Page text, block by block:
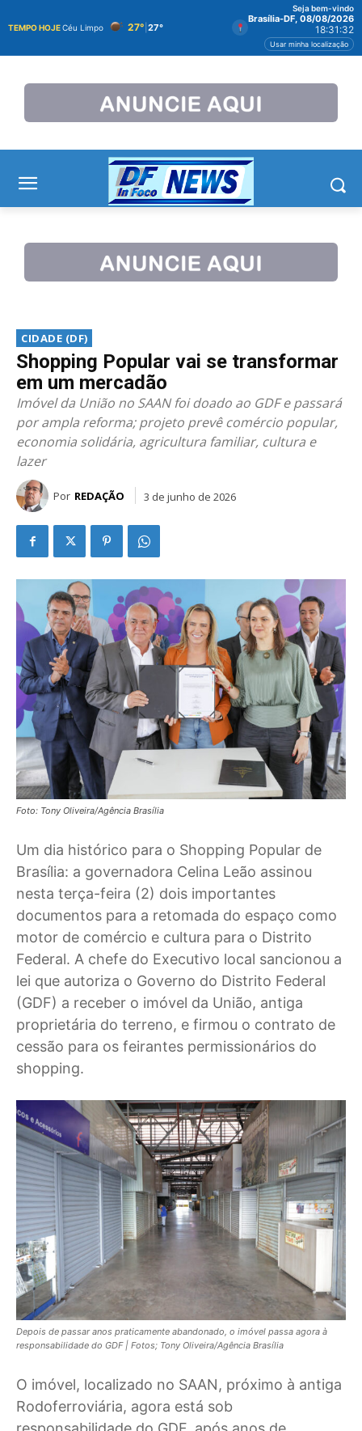
TEMPO HOJECéu Limpo 27° 27°
Seja bem-vindo
Brasília-DF, 08/08/2026
18:31:33
Usar minha localização
CIDADE (DF)
Shopping Popular vai se transformar
em um mercadão
Imóvel da União no SAAN foi doado ao GDF e passará
por ampla reforma; projeto prevê comércio popular,
economia solidária, agricultura familiar, cultura e
lazer
Por REDAÇÃO 3 de junho de 2026
Foto: Tony Oliveira/Agência Brasília
Um dia histórico para o Shopping Popular de
Brasília: a governadora Celina Leão assinou
nesta terça-feira (2) dois importantes
documentos para a retomada do espaço como
motor de comércio e cultura para o Distrito
Federal. A chefe do Executivo local sancionou a
lei que autoriza o Governo do Distrito Federal
(GDF) a receber o imóvel da União, antiga
proprietária do terreno, e firmou o contrato de
cessão para os feirantes permissionários do
shopping.
Depois de passar anos praticamente abandonado, o imóvel passa agora à
responsabilidade do GDF | Fotos; Tony Oliveira/Agência Brasília
O imóvel, localizado no SAAN, próximo à antiga
Rodoferroviária, agora está sob